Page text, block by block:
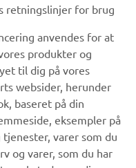
retningslinjer for brug
anvendes for at
produkter og
til dig på vores
websider, herunder
baseret på din
eksempler på
varer som du
og varer, som du har